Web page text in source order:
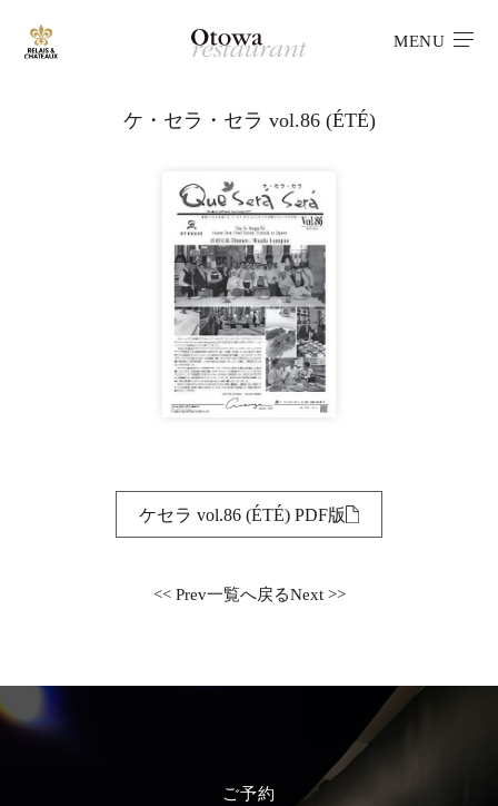
MENU
ケ・セラ・セラ vol.86 (ÉTÉ)
ケセラ vol.86 (ÉTÉ) PDF版
<< Prev一覧へ戻るNext >>
ご予約